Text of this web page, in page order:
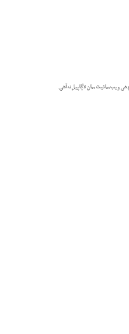
ويب سائيٽ سان لاڳاپيل نه آهي.